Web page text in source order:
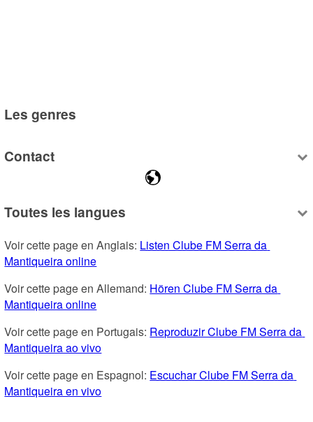
Les genres
Contact
Toutes les langues
Voir cette page en Anglais: Listen Clube FM Serra da
Mantiqueira online
Voir cette page en Allemand: Hören Clube FM Serra da
Mantiqueira online
Voir cette page en Portugais: Reproduzir Clube FM Serra da
Mantiqueira ao vivo
Voir cette page en Espagnol: Escuchar Clube FM Serra da
Mantiqueira en vivo